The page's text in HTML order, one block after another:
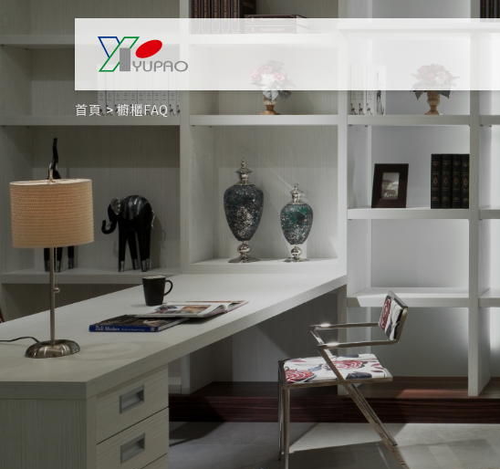
首頁 櫥櫃FAQ